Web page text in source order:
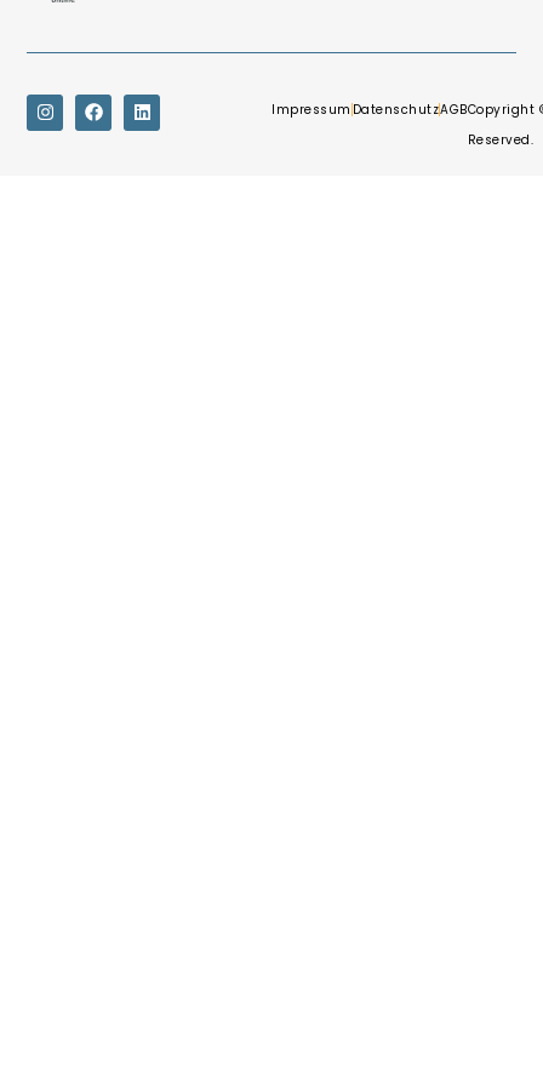
Copyright
Reserved.
Impressum DatenschutzAGB